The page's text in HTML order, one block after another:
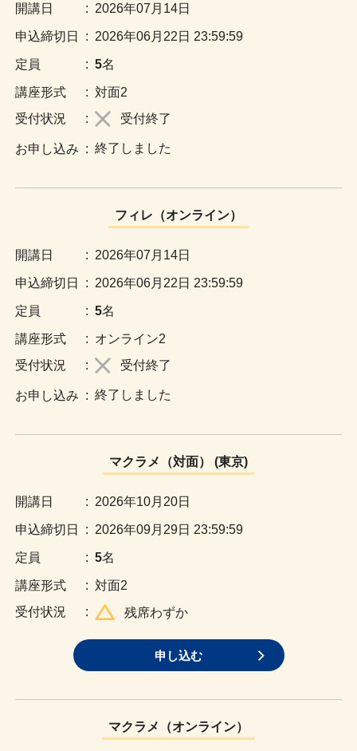
: 2026年07月14日
: 2026年06月22日 23:59:59
: 5名
: 対面2
:
受付終了
: 終了しました
フィレ（オンライン）
: 2026年07月14日
: 2026年06月22日 23:59:59
: 5名
: オンライン2
:
受付終了
: 終了しました
マクラメ（対面） (東京)
: 2026年10月20日
: 2026年09月29日 23:59:59
: 5名
: 対面2
:
残席わずか
申し込む
マクラメ（オンライン）